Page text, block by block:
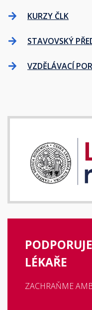
KURZY ČLK
STAVOVSKÝ
VZDĚLÁVACÍ
LÉKAŘE
ZACHRAŇME